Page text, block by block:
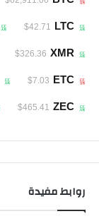
LTC
$42.71
XMR
$326.36
ETC
$7.03
ZEC
$465.41
روابط مفيدة